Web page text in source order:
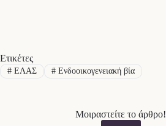
Ετικέτες
#ΕΛΑΣ #Ενδοοικογενειακή βία
Μοιραστείτε το άρθρο!